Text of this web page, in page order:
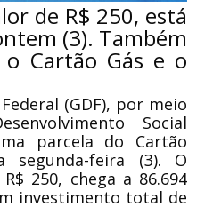
de R$ 250, está
(3). Também
Cartão Gás e o
(GDF), por meio
Social
parcela do Cartão
segunda-feira (3). O
250, chega a 86.694
investimento total de